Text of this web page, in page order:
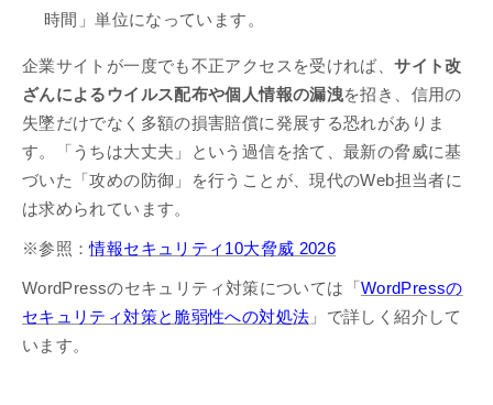
時間」単位になっています。
企業サイトが一度でも不正アクセスを受ければ、サイト改
ざんによるウイルス配布や個人情報の漏洩を招き、信用の
失墜だけでなく多額の損害賠償に発展する恐れがありま
す。「うちは大丈夫」という過信を捨て、最新の脅威に基
づいた「攻めの防御」を行うことが、現代のWeb担当者に
は求められています。
※参照：情報セキュリティ10大脅威 2026
WordPressのセキュリティ対策については「 WordPressの
セキュリティ対策と脆弱性への対処法 」で詳しく紹介して
います。